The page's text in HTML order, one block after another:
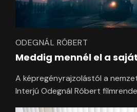
ODEGNÁL RÓBERT
Meddig mennél el a
A képregényrajzolástól a
Interjú Odegnál Róbert